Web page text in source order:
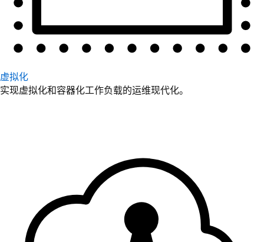
虚拟化
实现虚拟化和容器化工作负载的运维现代化。